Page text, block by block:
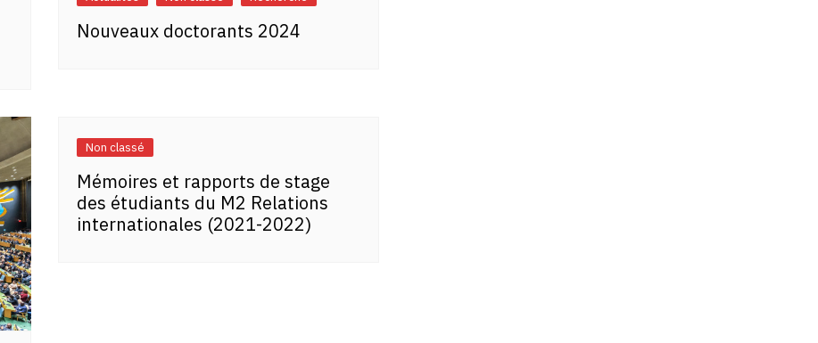
Nouveaux doctorants 2024
Non classé
Mémoires et rapports de stage
des étudiants du M2 Relations
internationales (2021-2022)